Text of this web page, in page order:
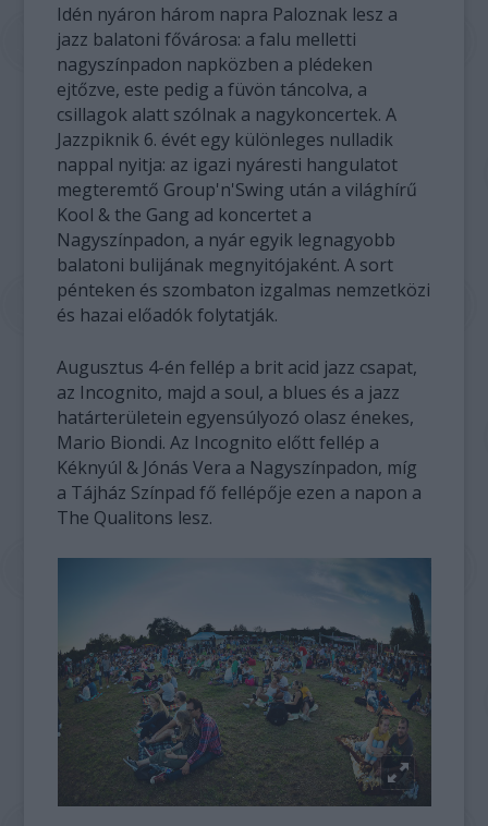
Idén nyáron három napra Paloznak lesz a
jazz balatoni fővárosa: a falu melletti
nagyszínpadon napközben a plédeken
ejtőzve, este pedig a füvön táncolva, a
csillagok alatt szólnak a nagykoncertek. A
Jazzpiknik 6. évét egy különleges nulladik
nappal nyitja: az igazi nyáresti hangulatot
megteremtő Group'n'Swing után a világhírű
Kool & the Gang ad koncertet a
Nagyszínpadon, a nyár egyik legnagyobb
balatoni bulijának megnyitójaként. A sort
pénteken és szombaton izgalmas nemzetközi
és hazai előadók folytatják.
Augusztus 4-én fellép a brit acid jazz csapat,
az Incognito, majd a soul, a blues és a jazz
határterületein egyensúlyozó olasz énekes,
Mario Biondi. Az Incognito előtt fellép a
Kéknyúl & Jónás Vera a Nagyszínpadon, míg
a Tájház Színpad fő fellépője ezen a napon a
The Qualitons lesz.